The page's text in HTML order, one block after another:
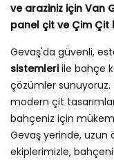
ve araziniz için Van
panel çit ve Çim Çit
Gevaş'da güvenli,
sistemleriile bahçe
çözümler sunuyoruz.
modern çit
bahçeniz için
Gevaş yerinde,
ekiplerimizle,